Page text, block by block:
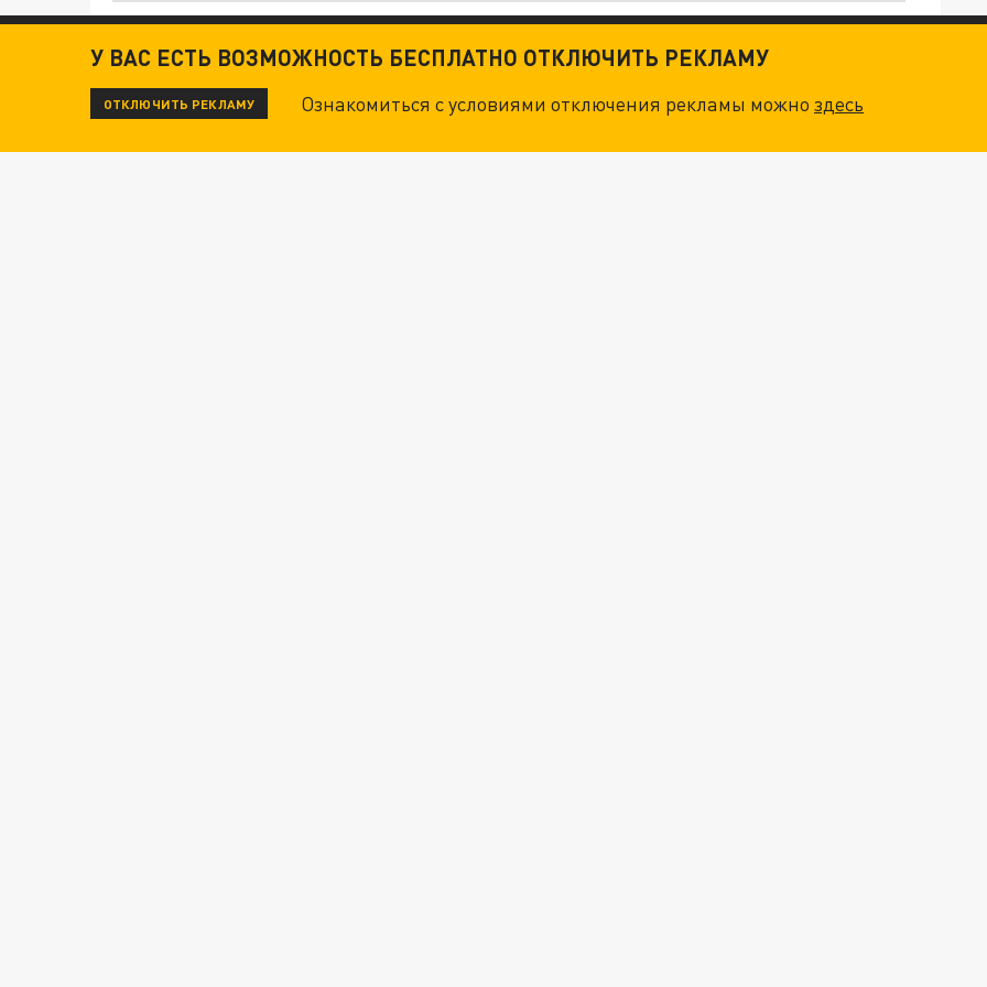
У ВАС ЕСТЬ ВОЗМОЖНОСТЬ БЕСПЛАТНО ОТКЛЮЧИТЬ РЕКЛАМУ
ОТКЛЮЧИТЬ РЕКЛАМУ Ознакомиться с условиями отключения рекламы можноздесь